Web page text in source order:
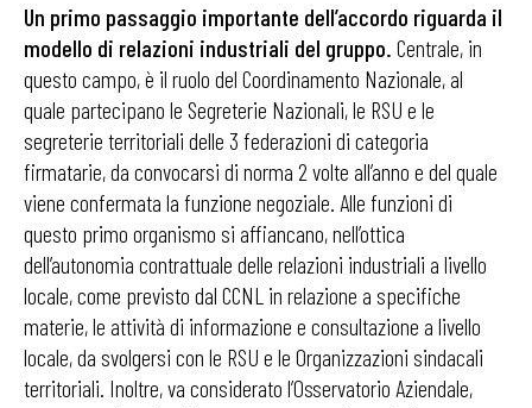
Un primo passaggio importante dell’accordo riguarda il
modello di relazioni industriali del gruppo. Centrale, in
questo campo, è il ruolo del Coordinamento Nazionale, al
quale partecipano le Segreterie Nazionali, le RSU e le
segreterie territoriali delle 3 federazioni di categoria
firmatarie, da convocarsi di norma 2 volte all’anno e del quale
viene confermata la funzione negoziale. Alle funzioni di
questo primo organismo si affiancano, nell’ottica
dell’autonomia contrattuale delle relazioni industriali a livello
locale, come previsto dal CCNL in relazione a specifiche
materie, le attività di informazione e consultazione a livello
locale, da svolgersi con le RSU e le Organizzazioni sindacali
territoriali. Inoltre, va considerato l’Osservatorio Aziendale,